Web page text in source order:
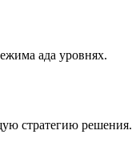
ада уровнях.
стратегию решения.